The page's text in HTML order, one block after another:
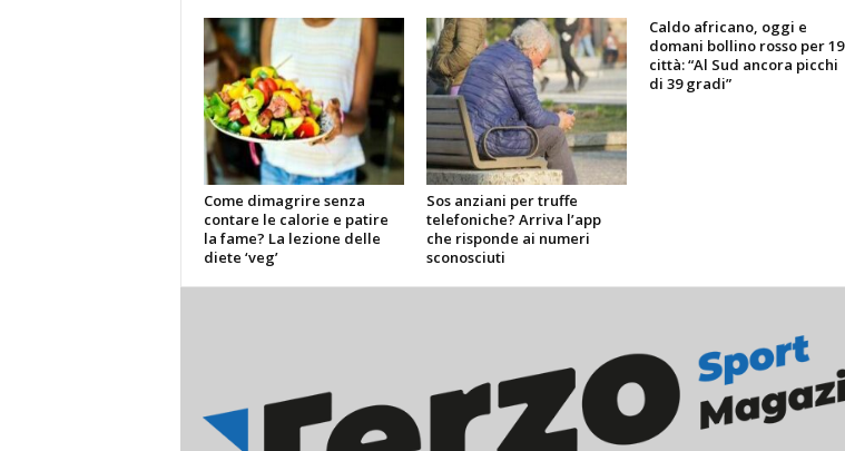
Come dimagrire senza
contare le calorie e patire
la fame? La lezione delle
diete ‘veg’
Sos anziani per truffe
telefoniche? Arriva l’app
che risponde ai numeri
sconosciuti
Caldo africano, oggi e
domani bollino rosso per 19
città: “Al Sud ancora picchi
di 39 gradi”